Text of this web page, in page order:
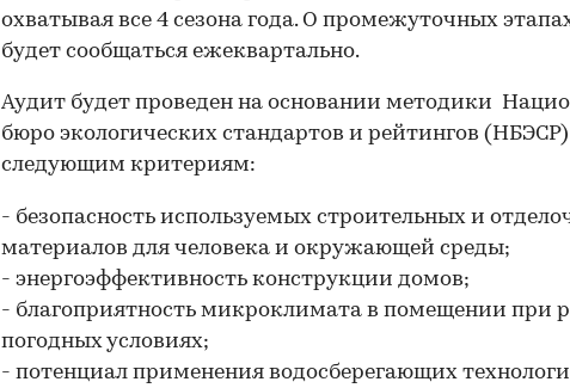
охватывая все 4 сезона года. О промежуточных
будет сообщаться ежеквартально.
Аудит будет проведен на основании методики
бюро экологических стандартов и рейтингов
следующим критериям:
- безопасность используемых строительных и
материалов для человека и окружающей среды;
- энергоэффективность конструкции домов;
- благоприятность микроклимата в помещении при
погодных условиях;
- потенциал применения водосберегающих